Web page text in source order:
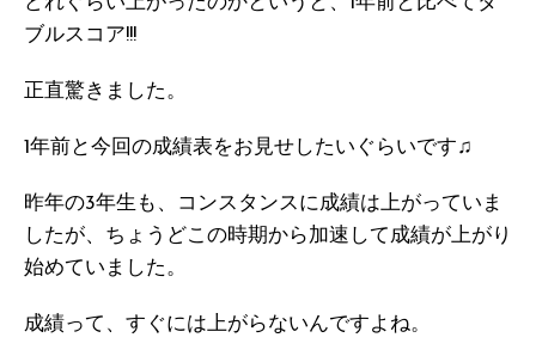
ブルスコア!!!
正直驚きました。
1年前と今回の成績表をお見せしたいぐらいです♫
昨年の3年生も、コンスタンスに成績は上がっていま
したが、ちょうどこの時期から加速して成績が上がり
始めていました。
成績って、すぐには上がらないんですよね。